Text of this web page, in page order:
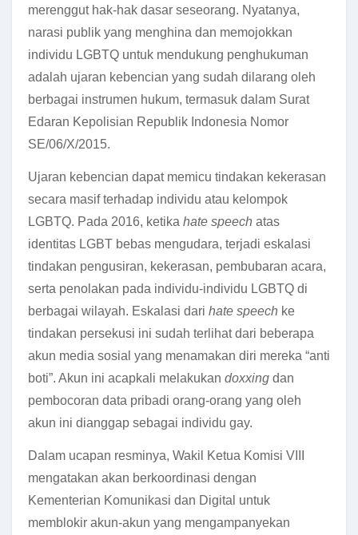
merenggut hak-hak dasar seseorang. Nyatanya,
narasi publik yang menghina dan memojokkan
individu LGBTQ untuk mendukung penghukuman
adalah ujaran kebencian yang sudah dilarang oleh
berbagai instrumen hukum, termasuk dalam Surat
Edaran Kepolisian Republik Indonesia Nomor
SE/06/X/2015.
Ujaran kebencian dapat memicu tindakan kekerasan
secara masif terhadap individu atau kelompok
LGBTQ. Pada 2016, ketika hate speech atas
identitas LGBT bebas mengudara, terjadi eskalasi
tindakan pengusiran, kekerasan, pembubaran acara,
serta penolakan pada individu-individu LGBTQ di
berbagai wilayah. Eskalasi dari hate speech ke
tindakan persekusi ini sudah terlihat dari beberapa
akun media sosial yang menamakan diri mereka “anti
boti”. Akun ini acapkali melakukan doxxing dan
pembocoran data pribadi orang-orang yang oleh
akun ini dianggap sebagai individu gay.
Dalam ucapan resminya, Wakil Ketua Komisi VIII
mengatakan akan berkoordinasi dengan
Kementerian Komunikasi dan Digital untuk
memblokir akun-akun yang mengampanyekan